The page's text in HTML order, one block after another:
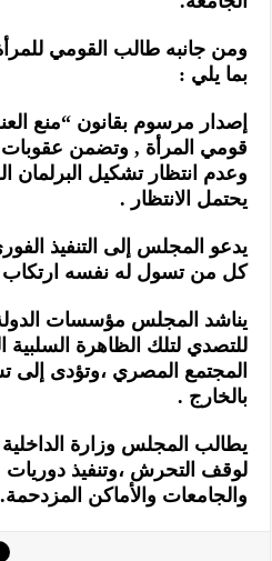
ومن جانبه طالب القومي
بما يلي :
إصدار مرسوم بقانون “منع
قومي المرأة , وتضمن
وعدم انتظار تشكيل البرلمان
يحتمل الانتظار .
يدعو المجلس إلى التنفيذ
كل من تسول له نفسه ارتكاب
يناشد المجلس مؤسسات الدولة
للتصدي لتلك الظاهرة السلبية
المجتمع المصري ،وتؤدى
بالخارج .
يطالب المجلس وزارة الداخلية
لوقف التحرش ،وتنفيذ دوريات
والجامعات والأماكن المزدحمة.